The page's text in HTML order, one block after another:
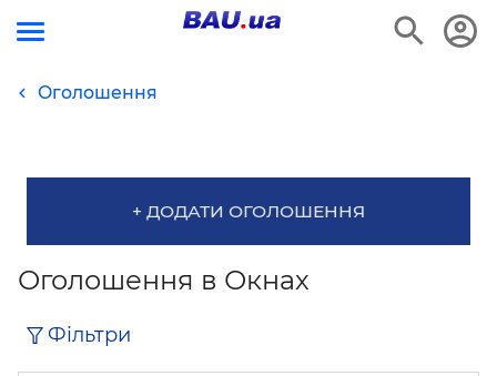
Оголошення
+ ДОДАТИ ОГОЛОШЕННЯ
Оголошення в Окнах
Фільтри